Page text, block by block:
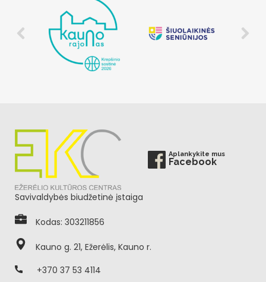
Aplankykite mus
Facebook
Savivaldybės biudžetinė įstaiga
Kodas: 303211856
Kauno g. 21, Ežerėlis, Kauno r.
+370 37 53 4114